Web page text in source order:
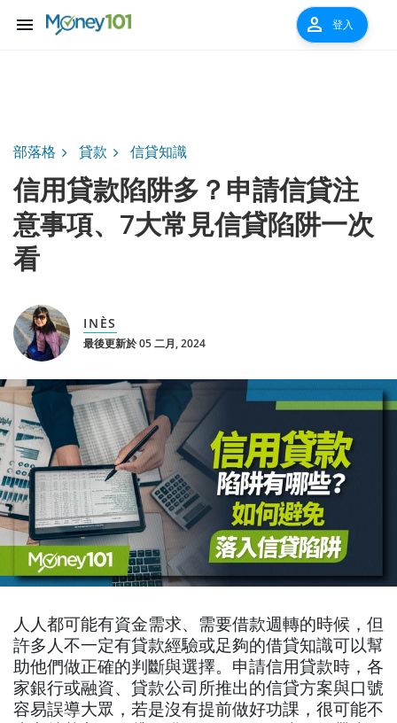
menu person 登入
部落格 貸款 信貸知識
信用貸款陷阱多？申請信貸注
意事項、7大常見信貸陷阱一次
看
INÈS
最後更新於 05 二月, 2024
人人都可能有資金需求、需要借款週轉的時候，但
許多人不一定有貸款經驗或足夠的借貸知識可以幫
助他們做正確的判斷與選擇。申請信用貸款時，各
家銀行或融資、貸款公司所推出的信貸方案與口號
容易誤導大眾，若是沒有提前做好功課，很可能不